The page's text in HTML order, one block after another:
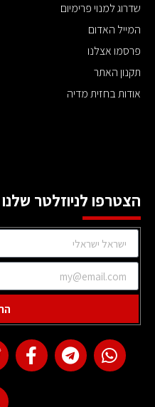
שדרוג למנוי פרימיום
המייל האדום
פרסמו אצלנו
תקנון האתר
אודות בחזית מדיה
הצטרפו לניוזלטר שלנו